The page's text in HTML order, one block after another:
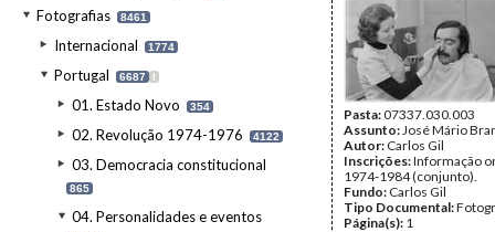
Fotografias 8461
Internacional 1774
Portugal 6687 I
01. Estado Novo 354
02. Revolução 1974-1976 4122
03. Democracia constitucional
865
04. Personalidades e eventos
Pasta:07337.030.003
Assunto:José Mário
Autor: Carlos Gil
Inscrições:Informação
1974-1984 (conjunto).
Fundo: Carlos Gil
Tipo Documental:
Página(s): 1